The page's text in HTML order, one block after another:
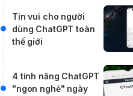
Tin vui cho người
dùng ChatGPT toàn
thế giới
4 tính năng ChatGPT
"ngon nghẻ" ngày